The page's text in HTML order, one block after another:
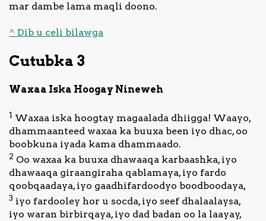
mar dambe lama maqli doono.
^ Dib u celi bilawga
Cutubka 3
Waxaa Iska Hoogay Nineweh
1 Waxaa iska hoogtay magaalada dhiigga! Waayo,
dhammaanteed waxaa ka buuxa been iyo dhac, oo
boobkuna iyada kama dhammaado.
2 Oo waxaa ka buuxa dhawaaqa karbaashka, iyo
dhawaaqa giraangiraha qablamaya, iyo fardo
qoobqaadaya, iyo gaadhifardoodyo boodboodaya,
3 iyo fardooley hor u socda, iyo seef dhalaalaysa,
iyo waran birbirqaya, iyo dad badan oo la laayay,